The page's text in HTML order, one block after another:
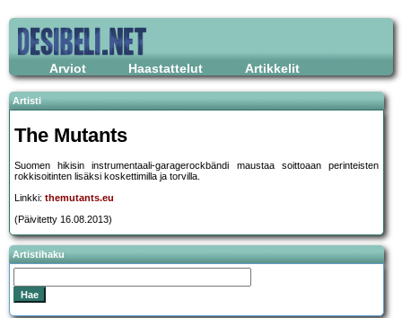
Arviot Haastattelut Artikkelit
Artisti
The Mutants
Suomen hikisin instrumentaali-garagerockbändi maustaa soittoaan perinteisten
rokkisoitinten lisäksi koskettimilla ja torvilla.
Linkki: themutants.eu
(Päivitetty 16.08.2013)
Artistihaku